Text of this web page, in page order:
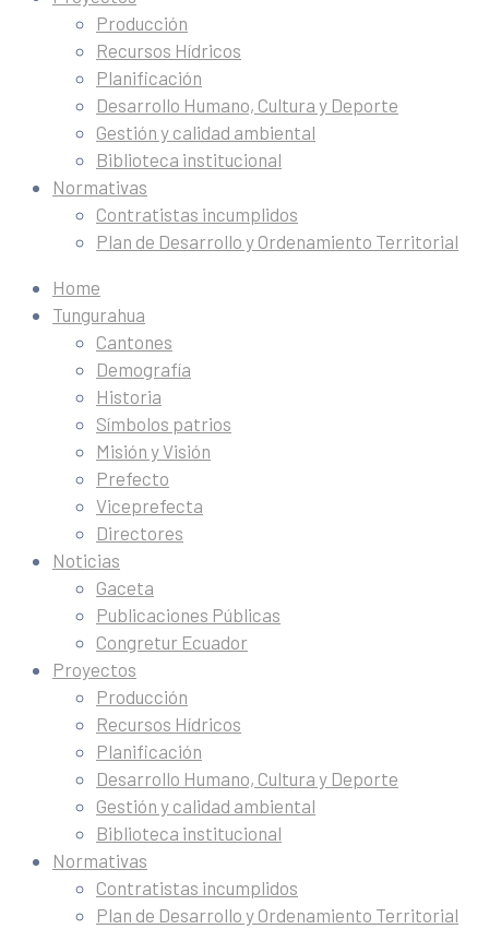
Producción
Recursos Hídricos
Planificación
Desarrollo Humano, Cultura y Deporte
Gestión y calidad ambiental
Biblioteca institucional
Normativas
Contratistas incumplidos
Plan de Desarrollo y Ordenamiento Territorial
Home
Tungurahua
Cantones
Demografía
Historia
Símbolos patrios
Misión y Visión
Prefecto
Viceprefecta
Directores
Noticias
Gaceta
Publicaciones Públicas
Congretur Ecuador
Proyectos
Producción
Recursos Hídricos
Planificación
Desarrollo Humano, Cultura y Deporte
Gestión y calidad ambiental
Biblioteca institucional
Normativas
Contratistas incumplidos
Plan de Desarrollo y Ordenamiento Territorial